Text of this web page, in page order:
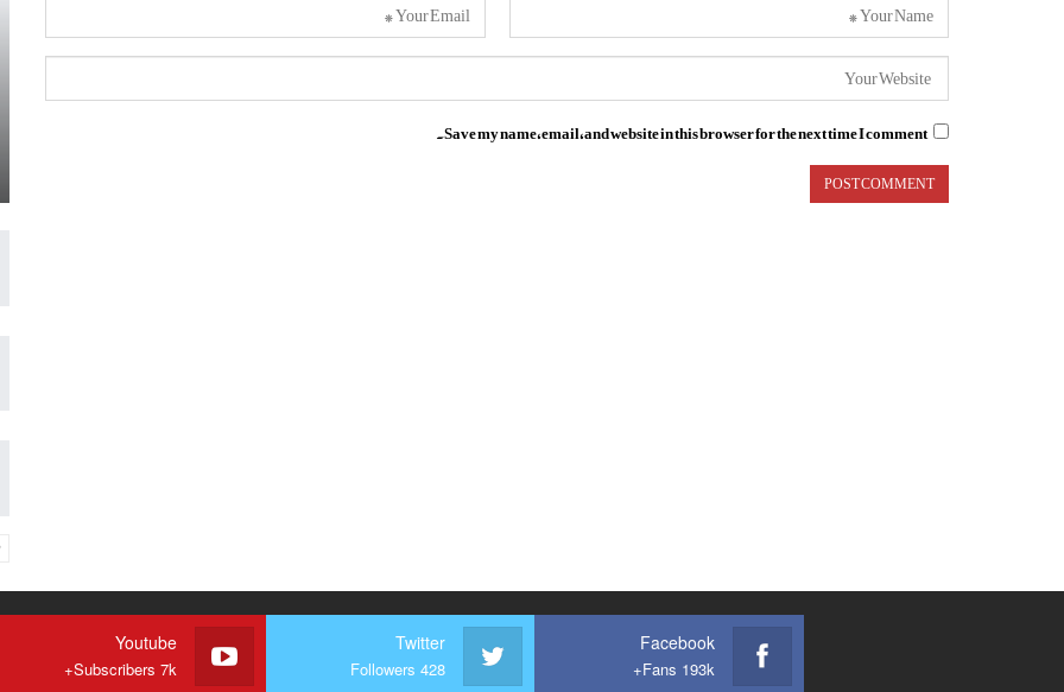
Save my name, email, and website in this browser for the next time I comment.
Facebook
Fans 193k+
Twitter
Followers 428
Youtube
Subscribers 7k+